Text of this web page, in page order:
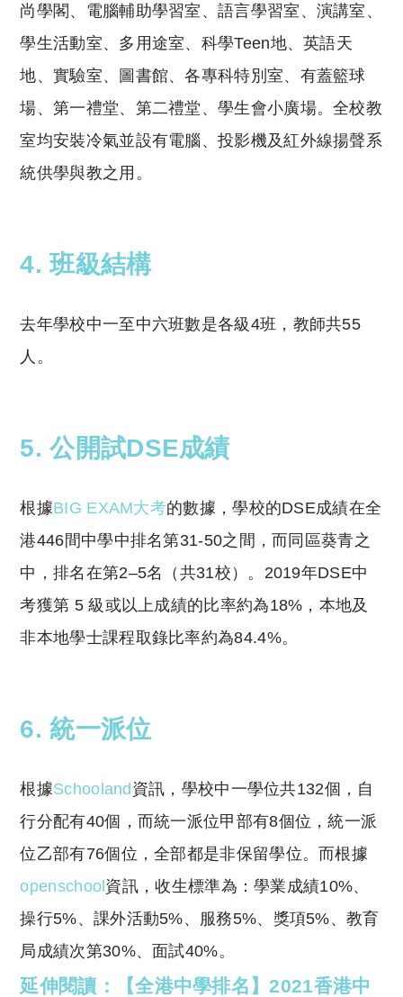
尚學閣、電腦輔助學習室、語言學習室、演講室、
學生活動室、多用途室、科學Teen地、英語天
地、實驗室、圖書館、各專科特別室、有蓋籃球
場、第一禮堂、第二禮堂、學生會小廣場。全校教
室均安裝冷氣並設有電腦、投影機及紅外線揚聲系
統供學與教之用。
4. 班級結構
去年學校中一至中六班數是各級4班，教師共55
人。
5. 公開試DSE成績
根據BIG EXAM大考的數據，學校的DSE成績在全
港446間中學中排名第31-50之間，而同區葵青之
中，排名在第2–5名（共31校）。2019年DSE中
考獲第 5 級或以上成績的比率約為18%，本地及
非本地學士課程取錄比率約為84.4%。
6. 統一派位
根據Schooland資訊，學校中一學位共132個，自
行分配有40個，而統一派位甲部有8個位，統一派
位乙部有76個位，全部都是非保留學位。而根據
openschool資訊，收生標準為：學業成績10%、
操行5%、課外活動5%、服務5%、獎項5%、教育
局成績次第30%、面試40%。
延伸閱讀：【全港中學排名】2021香港中